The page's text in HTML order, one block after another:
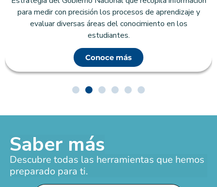
para medir con precisión los procesos de aprendizaje y
evaluar diversas áreas del conocimiento en los
estudiantes.
Conoce más
Saber más
Descubre todas las herramientas que hemos
preparado para ti.